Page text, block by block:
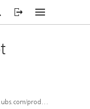
index/isin/CH1579758520